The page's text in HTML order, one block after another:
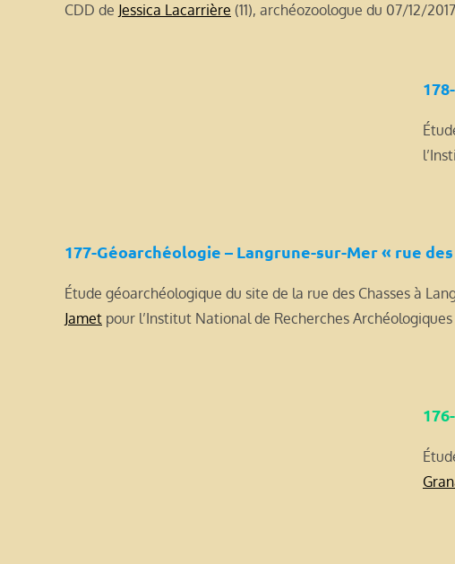
CDD de Jessica Lacarrière (11), archéozoologue du 07/12/
177-Géoarchéologie – Langrune-sur-Mer « rue des
Étude géoarchéologique du site de la rue des Chasses à
Jamet pour l’Institut National de Recherches